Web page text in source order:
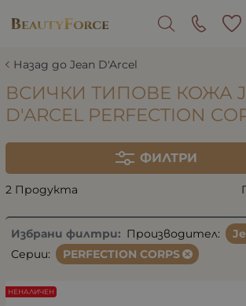
Назад до Jean D'Arcel
ВСИЧКИ ТИПОВЕ КОЖА
D'ARCEL PERFECTION
ФИЛТРИ
2 Продукта
Избрани филтри: Производител:
Серии:
PERFECTION CORPS
НЕНАЛИЧЕН